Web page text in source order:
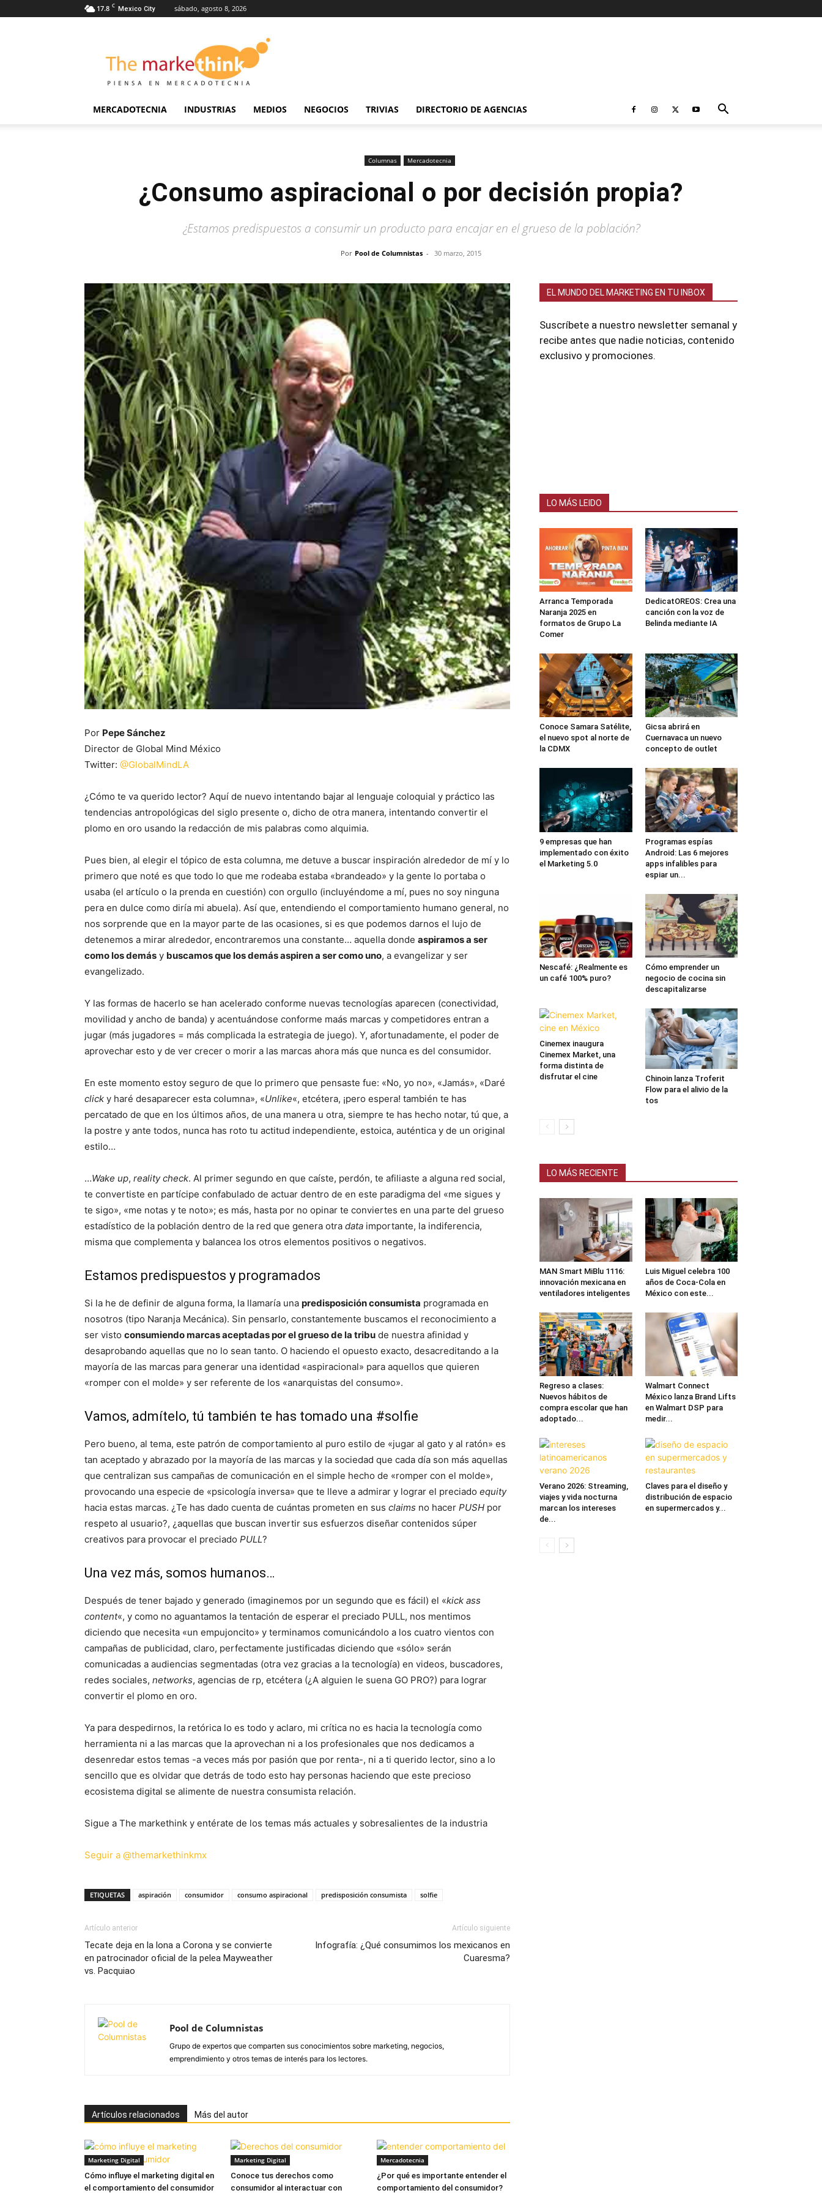
17.8 C Mexico City sábado, agosto 8, 2026
Markethink
MERCADOTECNIA INDUSTRIAS MEDIOS NEGOCIOS TRIVIAS DIRECTORIO DE AGENCIAS
Columnas Mercadotecnia
¿Consumo aspiracional o por decisión propia?
¿Estamos predispuestos a consumir un producto para encajar en el grueso de la población?
Por Pool de Columnistas - 30 marzo, 2015
Por Pepe Sánchez
Director de Global Mind México
Twitter: @GlobalMindLA
¿Cómo te va querido lector? Aquí de nuevo intentando bajar al lenguaje coloquial y práctico las
tendencias antropológicas del siglo presente o, dicho de otra manera, intentando convertir el
plomo en oro usando la redacción de mis palabras como alquimia.
Pues bien, al elegir el tópico de esta columna, me detuve a buscar inspiración alrededor de mí y lo
primero que noté es que todo lo que me rodeaba estaba «brandeado» y la gente lo portaba o
usaba (el artículo o la prenda en cuestión) con orgullo (incluyéndome a mí, pues no soy ninguna
pera en dulce como diría mi abuela). Así que, entendiendo el comportamiento humano general, no
nos sorprende que en la mayor parte de las ocasiones, si es que podemos darnos el lujo de
detenemos a mirar alrededor, encontraremos una constante… aquella donde aspiramos a ser
como los demás y buscamos que los demás aspiren a ser como uno, a evangelizar y ser
evangelizado.
Y las formas de hacerlo se han acelerado conforme nuevas tecnologías aparecen (conectividad,
movilidad y ancho de banda) y acentuándose conforme maás marcas y competidores entran a
jugar (más jugadores = más complicada la estrategia de juego). Y, afortunadamente, el poder de
aprovechar esto y de ver crecer o morir a las marcas ahora más que nunca es del consumidor.
En este momento estoy seguro de que lo primero que pensaste fue: «No, yo no», «Jamás», «Daré
click y haré desaparecer esta columna», «Unlike«, etcétera, ¡pero espera! también te has
percatado de que en los últimos años, de una manera u otra, siempre te has hecho notar, tú que, a
la postre y ante todos, nunca has roto tu actitud independiente, estoica, auténtica y de un original
estilo…
…Wake up, reality check. Al primer segundo en que caíste, perdón, te afiliaste a alguna red social,
te convertiste en partícipe confabulado de actuar dentro de en este paradigma del «me sigues y
te sigo», «me notas y te noto»; es más, hasta por no opinar te conviertes en una parte del grueso
estadístico de la población dentro de la red que genera otra data importante, la indiferencia,
misma que complementa y balancea los otros elementos positivos o negativos.
Estamos predispuestos y programados
Si la he de definir de alguna forma, la llamaría una predisposición consumista programada en
nosotros (tipo Naranja Mecánica). Sin pensarlo, constantemente buscamos el reconocimiento a
ser visto consumiendo marcas aceptadas por el grueso de la tribu de nuestra afinidad y
desaprobando aquellas que no lo sean tanto. O haciendo el opuesto exacto, desacreditando a la
mayoría de las marcas para generar una identidad «aspiracional» para aquellos que quieren
«romper con el molde» y ser referente de los «anarquistas del consumo».
Vamos, admítelo, tú también te has tomado una #solfie
Pero bueno, al tema, este patrón de comportamiento al puro estilo de «jugar al gato y al ratón» es
tan aceptado y abrazado por la mayoría de las marcas y la sociedad que cada día son más aquellas
que centralizan sus campañas de comunicación en el simple hecho de «romper con el molde»,
provocando una especie de «psicología inversa» que te lleve a admirar y lograr el preciado equity
hacia estas marcas. ¿Te has dado cuenta de cuántas prometen en sus claims no hacer PUSH por
respeto al usuario?, ¿aquellas que buscan invertir sus esfuerzos diseñar contenidos súper
creativos para provocar el preciado PULL?
Una vez más, somos humanos…
Después de tener bajado y generado (imaginemos por un segundo que es fácil) el «kick ass
content«, y como no aguantamos la tentación de esperar el preciado PULL, nos mentimos
diciendo que necesita «un empujoncito» y terminamos comunicándolo a los cuatro vientos con
campañas de publicidad, claro, perfectamente justificadas diciendo que «sólo» serán
comunicadas a audiencias segmentadas (otra vez gracias a la tecnología) en videos, buscadores,
redes sociales, networks, agencias de rp, etcétera (¿A alguien le suena GO PRO?) para lograr
convertir el plomo en oro.
Ya para despedirnos, la retórica lo es todo y aclaro, mi crítica no es hacia la tecnología como
herramienta ni a las marcas que la aprovechan ni a los profesionales que nos dedicamos a
desenredar estos temas -a veces más por pasión que por renta-, ni a ti querido lector, sino a lo
sencillo que es olvidar que detrás de todo esto hay personas haciendo que este precioso
ecosistema digital se alimente de nuestra consumista relación.
Sigue a The markethink y entérate de los temas más actuales y sobresalientes de la industria
Seguir a @themarkethinkmx
ETIQUETAS aspiración consumidor consumo aspiracional predisposición consumista solfie
Artículo anterior
Tecate deja en la lona a Corona y se convierte
en patrocinador oficial de la pelea Mayweather
vs. Pacquiao
Artículo siguiente
Infografía: ¿Qué consumimos los mexicanos en
Cuaresma?
Pool de Columnistas
Grupo de expertos que comparten sus conocimientos sobre marketing, negocios,
emprendimiento y otros temas de interés para los lectores.
Artículos relacionados Más del autor
Marketing Digital
Cómo influye el marketing digital en
el comportamiento del consumidor
Marketing Digital
Conoce tus derechos como
consumidor al interactuar con
Mercadotecnia
¿Por qué es importante entender el
comportamiento del consumidor?
EL MUNDO DEL MARKETING EN TU INBOX
Suscríbete a nuestro newsletter semanal y
recibe antes que nadie noticias, contenido
exclusivo y promociones.
LO MÁS LEIDO
Arranca Temporada
Naranja 2025 en
formatos de Grupo La
Comer
DedicatOREOS: Crea una
canción con la voz de
Belinda mediante IA
Conoce Samara Satélite,
el nuevo spot al norte de
la CDMX
Gicsa abrirá en
Cuernavaca un nuevo
concepto de outlet
9 empresas que han
implementado con éxito
el Marketing 5.0
Programas espías
Android: Las 6 mejores
apps infalibles para
espiar un...
Nescafé: ¿Realmente es
un café 100% puro?
Cómo emprender un
negocio de cocina sin
descapitalizarse
Cinemex inaugura
Cinemex Market, una
forma distinta de
disfrutar el cine
Chinoin lanza Troferit
Flow para el alivio de la
tos
LO MÁS RECIENTE
MAN Smart MiBlu 1116:
innovación mexicana en
ventiladores inteligentes
Luis Miguel celebra 100
años de Coca-Cola en
México con este...
Regreso a clases:
Nuevos hábitos de
compra escolar que han
adoptado...
Walmart Connect
México lanza Brand Lifts
en Walmart DSP para
medir...
Verano 2026: Streaming,
viajes y vida nocturna
marcan los intereses
de...
Claves para el diseño y
distribución de espacio
en supermercados y...